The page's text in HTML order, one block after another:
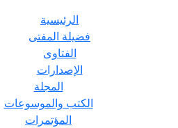
الرئيسية
فضيلة المفتى
الفتاوى
الإصدارات
المجلة
الكتب والموسوعات
المؤتمرات